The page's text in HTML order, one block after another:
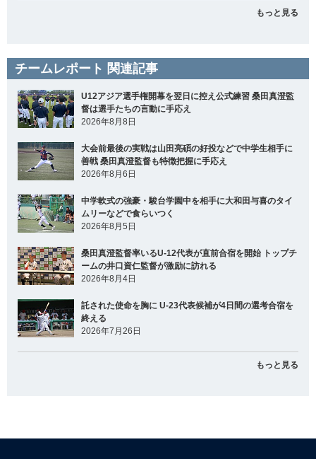
もっと見る
チームレポート 関連記事
U12アジア選手権開幕を翌日に控え公式練習 桑田真澄監
督は選手たちの言動に手応え
2026年8月8日
大会前最後の実戦は山田亮碩の好投などで中学生相手に
善戦 桑田真澄監督も特徴把握に手応え
2026年8月6日
中学軟式の強豪・駿台学園中を相手に大和田与喜のタイ
ムリーなどで食らいつく
2026年8月5日
桑田真澄監督率いるU-12代表が直前合宿を開始 トップチ
ームの井口資仁監督が激励に訪れる
2026年8月4日
託された使命を胸に U-23代表候補が4日間の選考合宿を
終える
2026年7月26日
もっと見る